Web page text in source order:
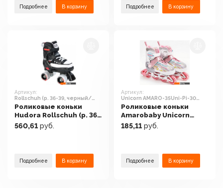
Подробнее В корзину Подробнее В корзину
Артикул:
Rollschuh (р. 36-39, черный/
белый)
Роликовые коньки
Hudora Rollschuh (р. 36-
39, черный/белый)
560,61 руб.
Подробнее В корзину
Артикул:
Unicorn AMARO-35Uni-Pi-30
(розовый, р-р 30-33)
Роликовые коньки
Amarobaby Unicorn
AMARO-35Uni-Pi-30
(розовый, р-р 30-33)
185,11 руб.
Подробнее В корзину